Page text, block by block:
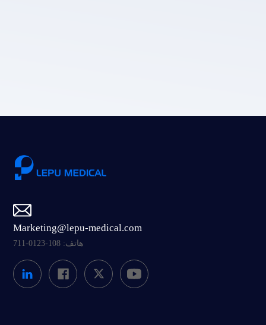
Marketing@lepu-medical.com
هاتف: 108-0123-711